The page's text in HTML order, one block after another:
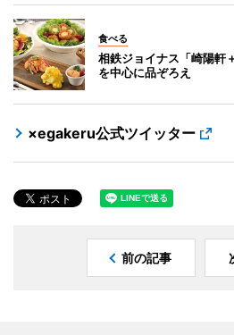
食べる
相鉄ジョイナス「崎陽軒
を中心に品ぞろえ
×egakeru公式ツイッター
前の記事